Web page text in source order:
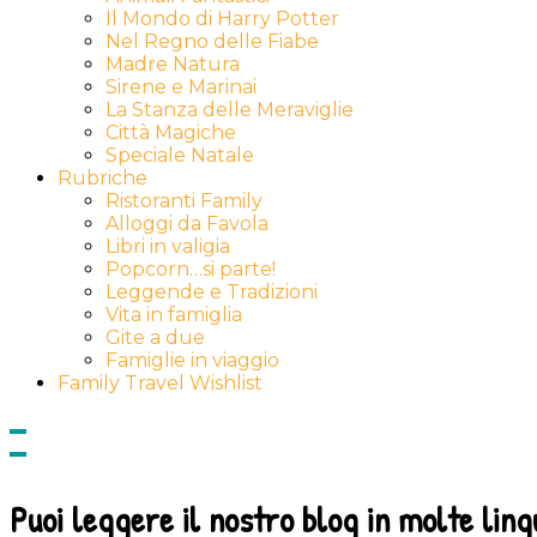
Il Mondo di Harry Potter
Nel Regno delle Fiabe
Madre Natura
Sirene e Marinai
La Stanza delle Meraviglie
Città Magiche
Speciale Natale
Rubriche
Ristoranti Family
Alloggi da Favola
Libri in valigia
Popcorn…si parte!
Leggende e Tradizioni
Vita in famiglia
Gite a due
Famiglie in viaggio
Family Travel Wishlist
Show
side
Hide
Puoi leggere il nostro blog in molte